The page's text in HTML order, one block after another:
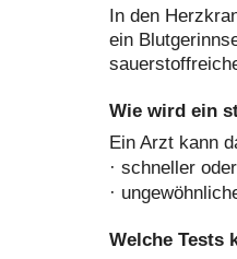
In den
ein
Wie wird ein
Ein Arzt kann
· schneller
·
Welche Tests